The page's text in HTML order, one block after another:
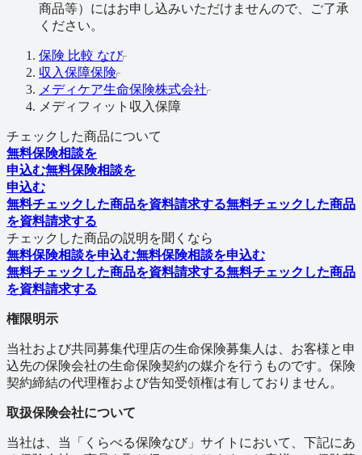
商品等）にはお申し込みいただけませんので、ご了承
ください。
保険 比較 なび
収入保障保険
メディケア生命保険株式会社
メディフィット収入保障
チェックした商品について
無料保険相談を
申込む無料保険相談を
申込む
無料チェックした商品を資料請求する無料チェックした商品
を資料請求する
チェックした商品の説明を聞くなら
無料保険相談を申込む無料保険相談を申込む
無料チェックした商品を資料請求する無料チェックした商品
を資料請求する
権限明示
当社および共同募集代理店の生命保険募集人は、お客様と申
込先の保険会社の生命保険契約の媒介を行うものです。保険
契約締結の代理権および告知受領権は有しておりません。
取扱保険会社について
当社は、当「くらべる保険なび」サイトにおいて、下記にあ